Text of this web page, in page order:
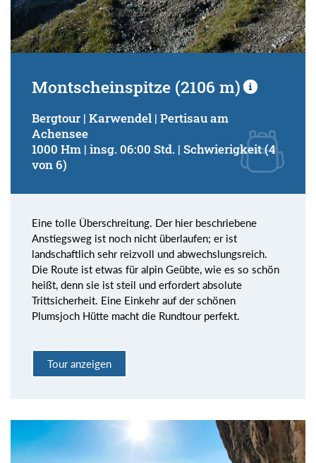
Montscheinspitze (2106 m)
Bergtour | Karwendel | Pertisau am
Achensee
1000 Hm | insg. 06:00 Std. | Schwierigkeit (4
von 6)
Eine tolle Überschreitung. Der hier beschriebene
Anstiegsweg ist noch nicht überlaufen; er ist
landschaftlich sehr reizvoll und abwechslungsreich.
Die Route ist etwas für alpin Geübte, wie es so schön
heißt, denn sie ist steil und erfordert absolute
Trittsicherheit. Eine Einkehr auf der schönen
Plumsjoch Hütte macht die Rundtour perfekt.
Tour anzeigen